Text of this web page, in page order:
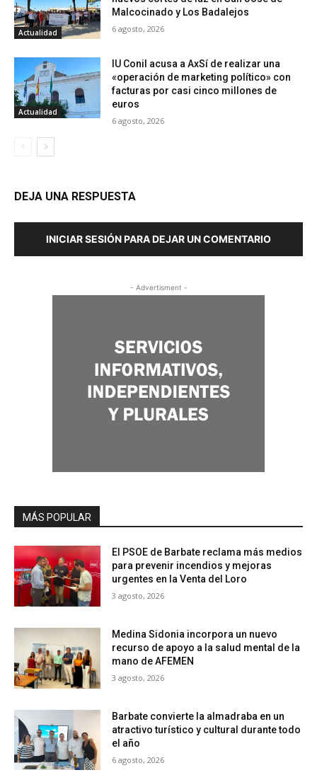
Actualidad
Malcocinado y Los Badalejos
6 agosto, 2026
Actualidad
IU Conil acusa a AxSí de realizar una
«operación de marketing político» con
facturas por casi cinco millones de
euros
6 agosto, 2026
DEJA UNA RESPUESTA
INICIAR SESIÓN PARA DEJAR UN COMENTARIO
- Advertisment -
MÁS POPULAR
El PSOE de Barbate reclama más medios
para prevenir incendios y mejoras
urgentes en la Venta del Loro
3 agosto, 2026
Medina Sidonia incorpora un nuevo
recurso de apoyo a la salud mental de la
mano de AFEMEN
3 agosto, 2026
Barbate convierte la almadraba en un
atractivo turístico y cultural durante todo
el año
6 agosto, 2026